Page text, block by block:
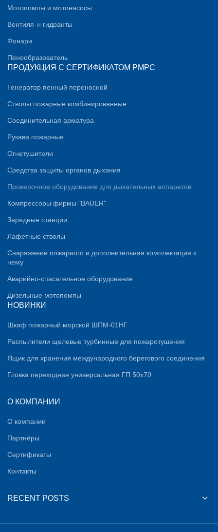
Мотопомпы и мотонасосы
Вентиля и гидранты
Фонари
Пенообразователь
ПРОДУКЦИЯ С СЕРТИФИКАТОМ PMPC
Генератор пенный переносной
Стволы пожарные комбинированные
Соединительная арматура
Рукава пожарные
Огнетушители
Средства защиты органов дыхания
Проверочное оборудование для дыхательных аппаратов
Компрессоры фирмы "BAUER"
Зарядные станции
Лафетные стволы
Снаряжение пожарного и дополнительная комплектация к
нему
Аварийно-спасательное оборудование
Дизельные мотопомпы
НОВИНКИ
Шкаф пожарный морской ШПМ-01НГ
Распылители щелевые турбинные для пожаротушения
Ящик для хранения международного берегового соединения
Гловка переходная универсальная ГП 50х70
О КОМПАНИИ
О компании
Партнёры
Сертификаты
Контакты
RECENT POSTS